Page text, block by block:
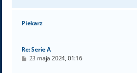
Piekarz
Re: Serie A
P23 maja 2024, 01:16